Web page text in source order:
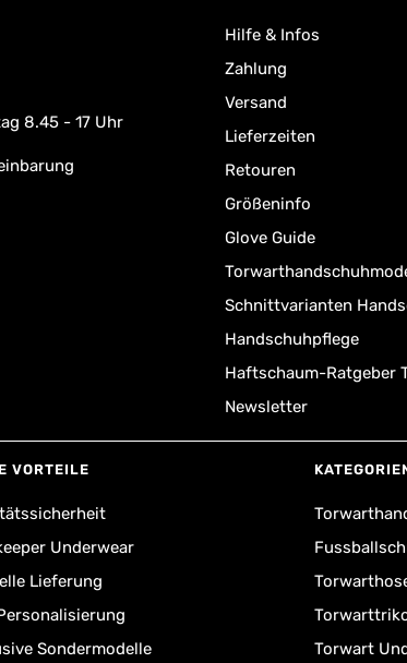
8.45 - 17 Uhr
Hilfe & Infos
Zahlung
Versand
Lieferzeiten
Retouren
Größeninfo
Glove Guide
Schnittvarianten
Handschuhpflege
Haftschaum-Ratgeber
Newsletter
VORTEILE
Underwear
Lieferung
Sondermodelle
Torwart